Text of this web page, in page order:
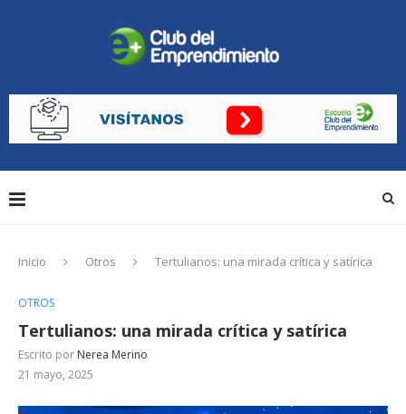
Inicio Otros Tertulianos: una mirada crítica y satírica
OTROS
Tertulianos: una mirada crítica y satírica
Escrito por Nerea Merino
21 mayo, 2025